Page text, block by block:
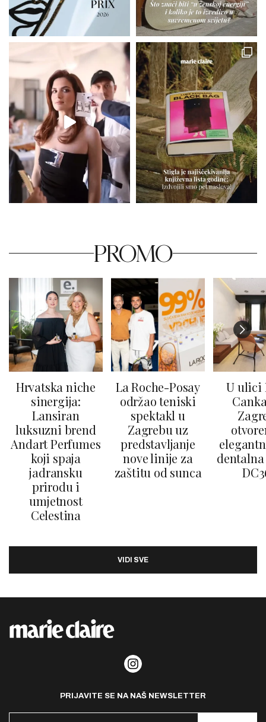
PROMO
Hrvatska niche
sinergija:
Lansiran
luksuzni brend
Andart Perfumes
koji spaja
jadransku
prirodu i
umjetnost
Celestina
La Roche-Posay
održao teniski
spektakl u
Zagrebu uz
predstavljanje
nove linije za
zaštitu od sunca
U ulici
VIDI SVE
PRIJAVITE SE NA NAŠ NEWSLETTER